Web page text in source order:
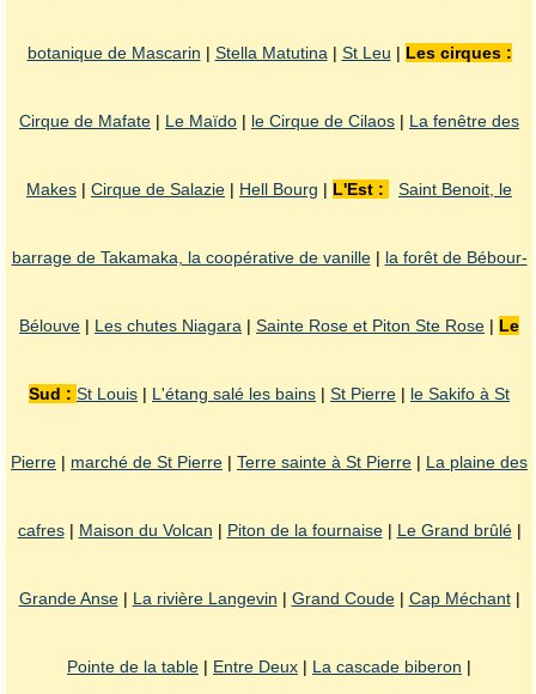
botanique de Mascarin | Stella Matutina| St Leu | Les cirques :
Cirque de Mafate | Le Maïdo | le Cirque de Cilaos | La fenêtre des
Makes | Cirque de Salazie | Hell Bourg | L'Est : Saint Benoit, le
barrage de Takamaka, la coopérative de vanille| la forêt de Bébour-
Bélouve | Les chutes Niagara | Sainte Rose et Piton Ste Rose | Le
Sud : St Louis | L'étang salé les bains | St Pierre | le Sakifo à St
Pierre | marché de St Pierre | Terre sainte à St Pierre | La plaine des
cafres| Maison du Volcan | Piton de la fournaise| Le Grand brûlé|
Grande Anse| La rivière Langevin | Grand Coude| Cap Méchant|
Pointe de la table | Entre Deux | La cascade biberon |